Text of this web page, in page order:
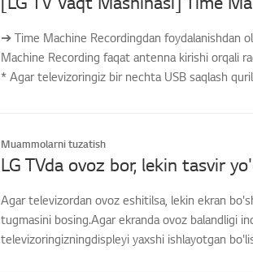
➔ Time Machine Recordingdan foydalanishdan
Machine Recording faqat antenna kirishi orqali
* Agar televizoringiz bir nechta USB saqlash
Muammolarni tuzatish
LG TVda ovoz bor, lekin tasvir
Agar televizordan ovoz eshitilsa, lekin ekran
tugmasini bosing.Agar ekranda ovoz balandligi
televizoringizningdispleyi yaxshi ishlayotgan